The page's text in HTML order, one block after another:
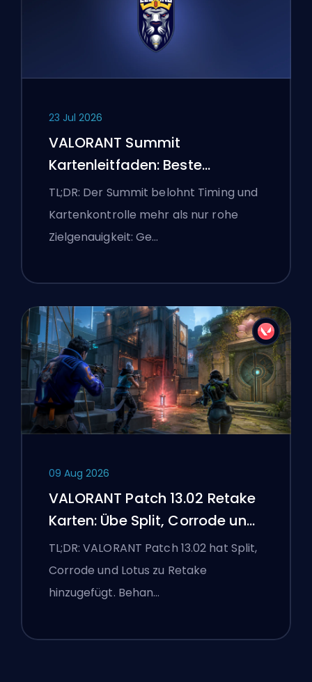
23 Jul 2026
VALORANT Summit
Kartenleitfaden: Beste
Agenten, Callouts und
Smokes
TL;DR: Der Summit belohnt Timing und
Kartenkontrolle mehr als nur rohe
Zielgenauigkeit: Ge…
09 Aug 2026
VALORANT Patch 13.02 Retake
Karten: Übe Split, Corrode und
Lotus
TL;DR: VALORANT Patch 13.02 hat Split,
Corrode und Lotus zu Retake
hinzugefügt. Behan…